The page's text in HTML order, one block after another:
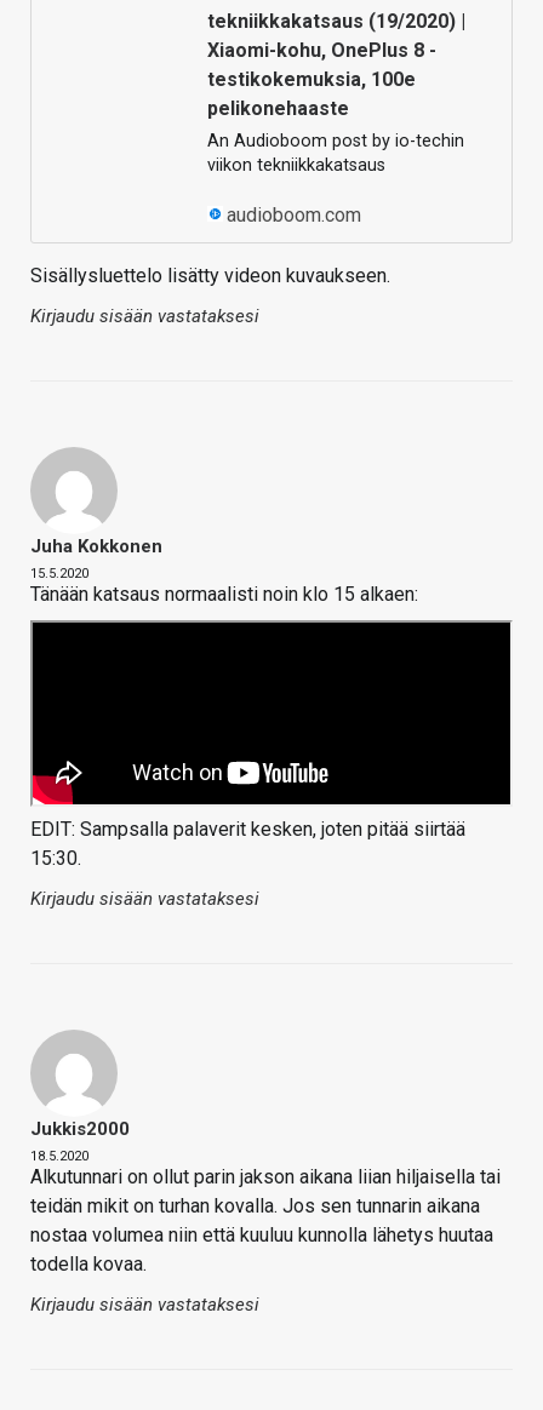
tekniikkakatsaus (19/2020) |
Xiaomi-kohu, OnePlus 8 -
testikokemuksia, 100e
pelikonehaaste
An Audioboom post by io-techin
viikon tekniikkakatsaus
audioboom.com
Sisällysluettelo lisätty videon kuvaukseen.
Kirjaudu sisään vastataksesi
Juha Kokkonen
15.5.2020
Tänään katsaus normaalisti noin klo 15 alkaen:
EDIT: Sampsalla palaverit kesken, joten pitää siirtää
15:30.
Kirjaudu sisään vastataksesi
Jukkis2000
18.5.2020
Alkutunnari on ollut parin jakson aikana liian hiljaisella tai
teidän mikit on turhan kovalla. Jos sen tunnarin aikana
nostaa volumea niin että kuuluu kunnolla lähetys huutaa
todella kovaa.
Kirjaudu sisään vastataksesi